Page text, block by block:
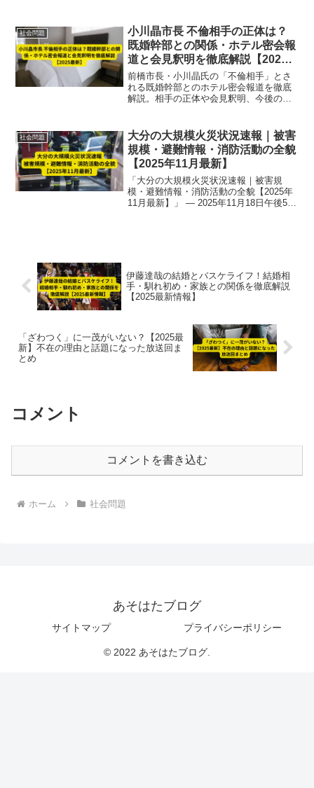
社会問題
小川晶市長 不倫相手の正体は？
既婚幹部との関係・ホテル密会報
道と会見釈明を徹底解説【2025
最新】
前橋市長・小川晶氏の「不倫相手」とさ
れる既婚幹部とのホテル密会報道を徹底
解説。相手の正体や会見釈明、今後の影
社会問題
大分の大規模火災状況速報｜被害
規模・避難情報・消防活動の全貌
【2025年11月最新】
「大分の大規模火災状況速報｜被害規
模・避難情報・消防活動の全貌【2025年
11月最新】」 — 2025年11月18日午後5時
応、今後の見通しと被災者支援を専門視
点で詳説します。
伊藤達哉の結婚とバスケライフ！結婚相
手・馴れ初め・家族との関係を徹底解説
【2025最新情報】
「ざわつく」に一茂がいない？【2025最
新】不在の理由と話題になった放送回ま
とめ
コメント
コメントを書き込む
ホーム 社会問題
あそはたブログ
サイトマップ プライバシーポリシー
© 2022 あそはたブログ.